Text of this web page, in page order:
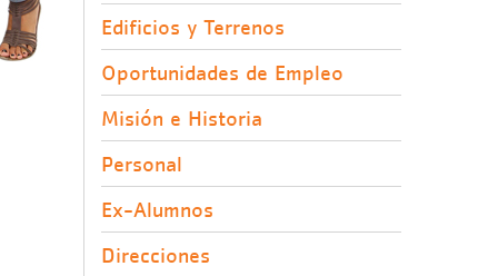
Edificios y Terrenos
Oportunidades de Empleo
Misión e Historia
Personal
Ex-Alumnos
Direcciones